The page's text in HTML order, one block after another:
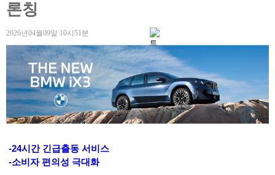
론칭
2026년04월09일 10시51분
-24시간 긴급출동 서비스
-소비자 편의성 극대화